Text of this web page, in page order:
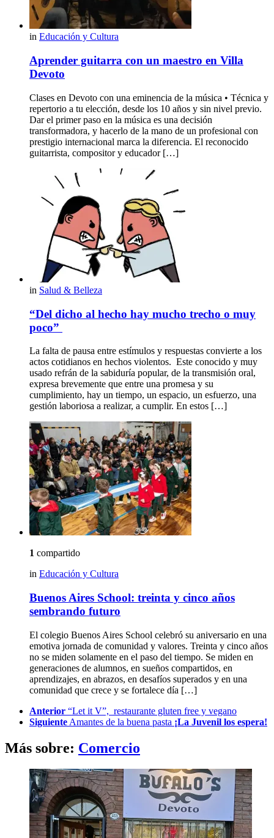
in Educación y Cultura
Aprender guitarra con un maestro en Villa
Devoto
Clases en Devoto con una eminencia de la música • Técnica y
repertorio a tu elección, desde los 10 años y sin nivel previo.
Dar el primer paso en la música es una decisión
transformadora, y hacerlo de la mano de un profesional con
prestigio internacional marca la diferencia. El reconocido
guitarrista, compositor y educador […]
in Salud & Belleza
“Del dicho al hecho hay mucho trecho o muy
poco”
La falta de pausa entre estímulos y respuestas convierte a los
actos cotidianos en hechos violentos. Este conocido y muy
usado refrán de la sabiduría popular, de la transmisión oral,
expresa brevemente que entre una promesa y su
cumplimiento, hay un tiempo, un espacio, un esfuerzo, una
gestión laboriosa a realizar, a cumplir. En estos […]
1 compartido
in Educación y Cultura
Buenos Aires School: treinta y cinco años
sembrando futuro
El colegio Buenos Aires School celebró su aniversario en una
emotiva jornada de comunidad y valores. Treinta y cinco años
no se miden solamente en el paso del tiempo. Se miden en
generaciones de alumnos, en sueños compartidos, en
aprendizajes, en abrazos, en desafíos superados y en una
comunidad que crece y se fortalece día […]
more
Anterior “Let it V”, restaurante gluten free y vegano
Siguiente Amantes de la buena pasta ¡La Juvenil los espera!
Más sobre: Comercio